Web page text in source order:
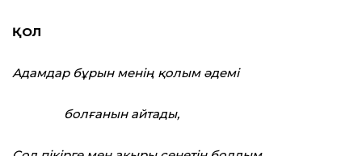
ҚОЛ
Адамдар бұрын менің қолым әдемі
болғанын айтады,